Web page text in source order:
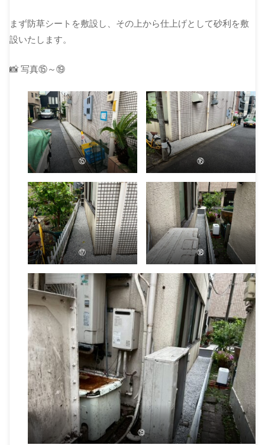
まず防草シートを敷設し、その上から仕上げとして砂利を敷
設いたします。
📸 写真⑮～⑲
⑮ ⑯
⑰ ⑱
⑲